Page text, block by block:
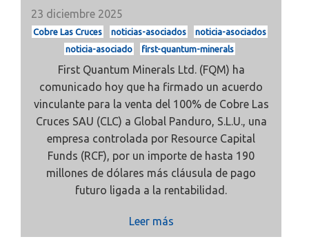
23 diciembre 2025
Cobre Las Cruces noticias-asociados
noticia-asociados
noticia-asociado
first-quantum-minerals
First Quantum Minerals Ltd. (FQM) ha
comunicado hoy que ha firmado un acuerdo
vinculante para la venta del 100% de Cobre Las
Cruces SAU (CLC) a Global Panduro, S.L.U., una
empresa controlada por Resource Capital
Funds (RCF), por un importe de hasta 190
millones de dólares más cláusula de pago
futuro ligada a la rentabilidad.
Leer más